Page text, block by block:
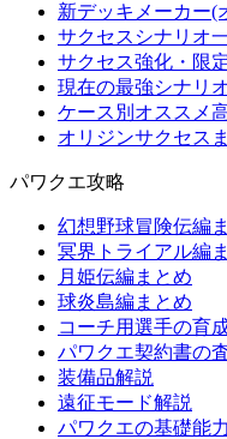
新デッキメーカー(
サクセスシナリオ
サクセス強化・限
現在の最強シナリ
ケース別オススメ
オリジンサクセス
パワクエ攻略
幻想野球冒険伝編
冥界トライアル編
月姫伝編まとめ
球炎島編まとめ
コーチ用選手の育
パワクエ契約書の
装備品解説
遠征モード解説
パワクエの基礎能